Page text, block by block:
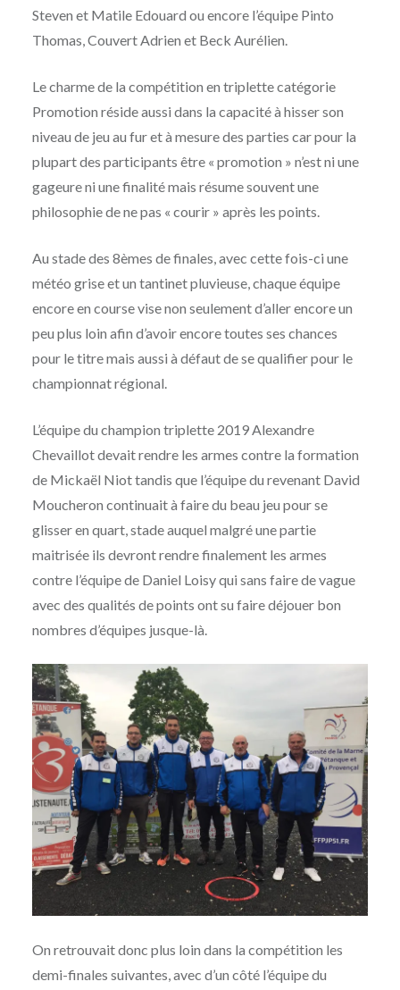
Steven et Matile Edouard ou encore l’équipe Pinto
Thomas, Couvert Adrien et Beck Aurélien.
Le charme de la compétition en triplette catégorie
Promotion réside aussi dans la capacité à hisser son
niveau de jeu au fur et à mesure des parties car pour la
plupart des participants être « promotion » n’est ni une
gageure ni une finalité mais résume souvent une
philosophie de ne pas « courir » après les points.
Au stade des 8èmes de finales, avec cette fois-ci une
météo grise et un tantinet pluvieuse, chaque équipe
encore en course vise non seulement d’aller encore un
peu plus loin afin d’avoir encore toutes ses chances
pour le titre mais aussi à défaut de se qualifier pour le
championnat régional.
L’équipe du champion triplette 2019 Alexandre
Chevaillot devait rendre les armes contre la formation
de Mickaël Niot tandis que l’équipe du revenant David
Moucheron continuait à faire du beau jeu pour se
glisser en quart, stade auquel malgré une partie
maitrisée ils devront rendre finalement les armes
contre l’équipe de Daniel Loisy qui sans faire de vague
avec des qualités de points ont su faire déjouer bon
nombres d’équipes jusque-là.
On retrouvait donc plus loin dans la compétition les
demi-finales suivantes, avec d’un côté l’équipe du